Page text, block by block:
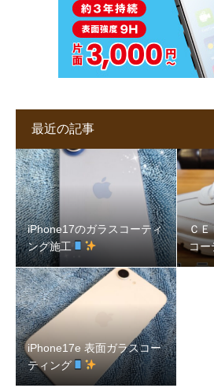
最近の記事
iPhone17のガラスコーティ
ング施工
Ｃ
コー
iPhone17e 表面ガラスコー
ティング